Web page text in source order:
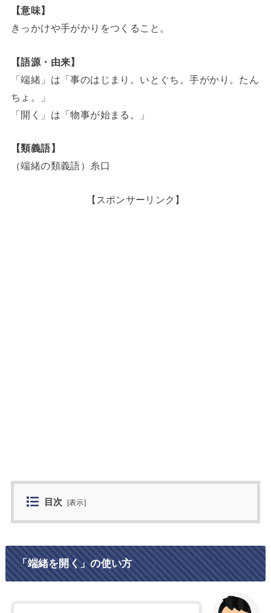
【意味】
きっかけや手がかりをつくること。
【語源・由来】
「端緒」は「事のはじまり。いとぐち。手がかり。たん
ちょ。」
「開く」は「物事が始まる。」
【類義語】
（端緒の類義語）糸口
【スポンサーリンク】
目次 [表示]
「端緒を開く」の使い方